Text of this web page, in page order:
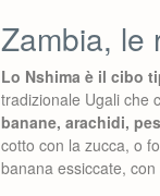
Zambia, le
Lo Nshima è il cibo
tradizionale Ugali che
banane, arachidi,
cotto con la zucca, o
banana essiccate,